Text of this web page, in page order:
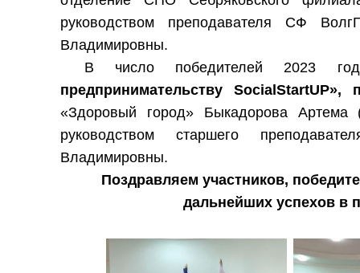
руководством преподавателя СФ
Владимировны.
В число победителей 2023
предпринимательству
«Здоровый город» Быкадорова
руководством старшего
Владимировны.
Поздравляем участников,
дальнейших успехов в